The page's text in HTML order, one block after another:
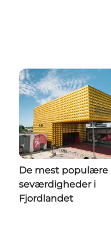
De mest populære
seværdigheder i
Fjordlandet